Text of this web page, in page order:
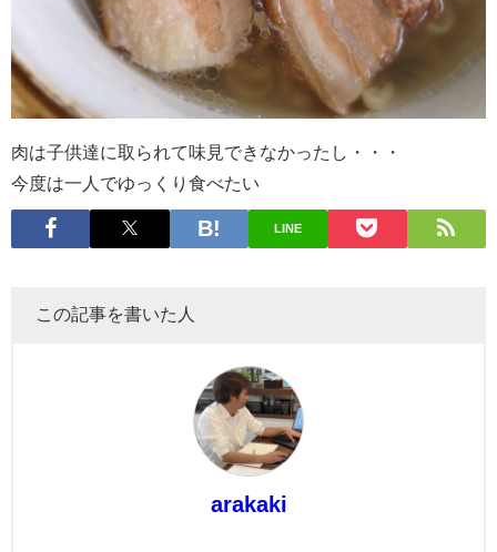
肉は子供達に取られて味見できなかったし・・・
今度は一人でゆっくり食べたい
LINE
この記事を書いた人
arakaki